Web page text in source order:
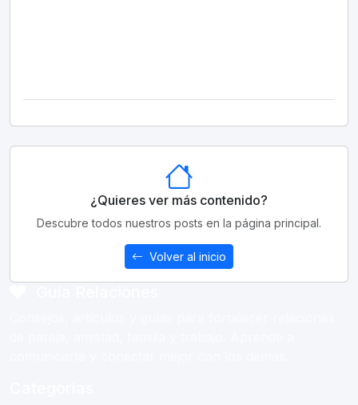
¿Quieres ver más contenido?
Descubre todos nuestros posts en la página principal.
Volver al inicio